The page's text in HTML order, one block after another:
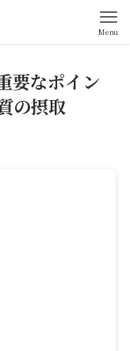
Menu
要なポイン
の摂取